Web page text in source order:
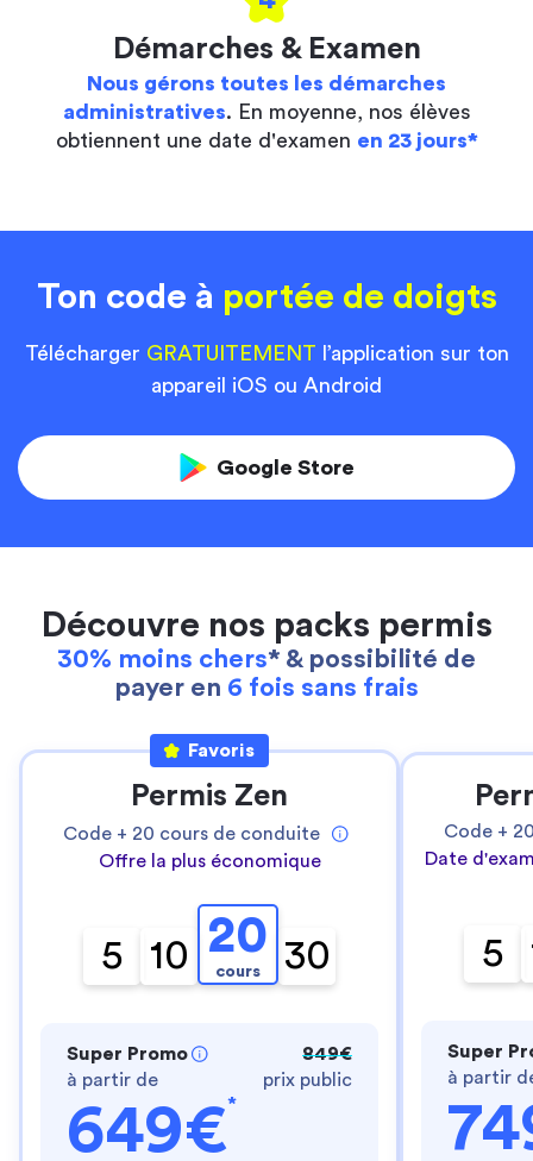
Démarches & Examen
Nous gérons toutes les démarches
administratives. En moyenne, nos élèves
obtiennent une date d'examen en 23 jours*
Ton code à portée de doigts
Télécharger GRATUITEMENT l’application sur ton
appareil iOS ou Android
Google Store
Découvre nos packs permis
30% moins chers* & possibilité de
payer en 6 fois sans frais
Favoris
Permis Zen
Code + 20 cours de conduite
Offre la plus économique
5 10 20
cours 30
Super Promo
à partir de
649€*
849€
prix public
Code +
Date
5
Super
à partir